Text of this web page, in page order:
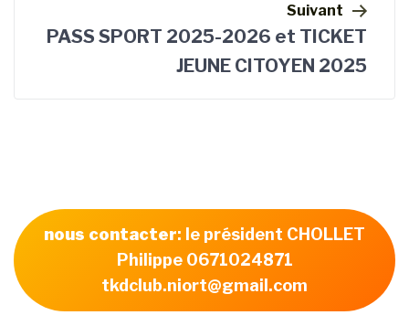
Suivant
PASS SPORT 2025-2026 et TICKET
JEUNE CITOYEN 2025
nous contacter: le président CHOLLET
Philippe 0671024871
tkdclub.niort@gmail.com